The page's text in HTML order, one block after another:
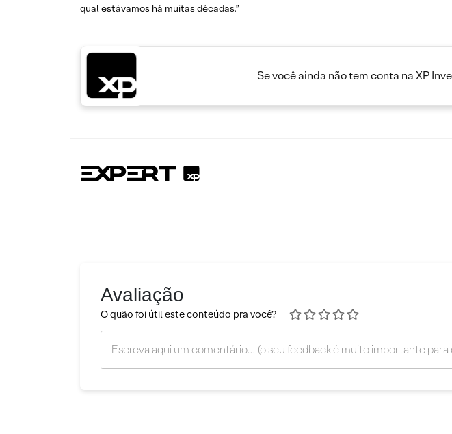
qual estávamos há muitas décadas.”
Se você ainda não tem conta na XP
Avaliação
O quão foi útil este conteúdo pra você?